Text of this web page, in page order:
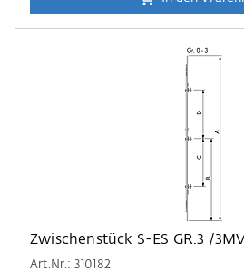
Zwischenstück S-ES GR.3 /
Art.Nr.: 310182